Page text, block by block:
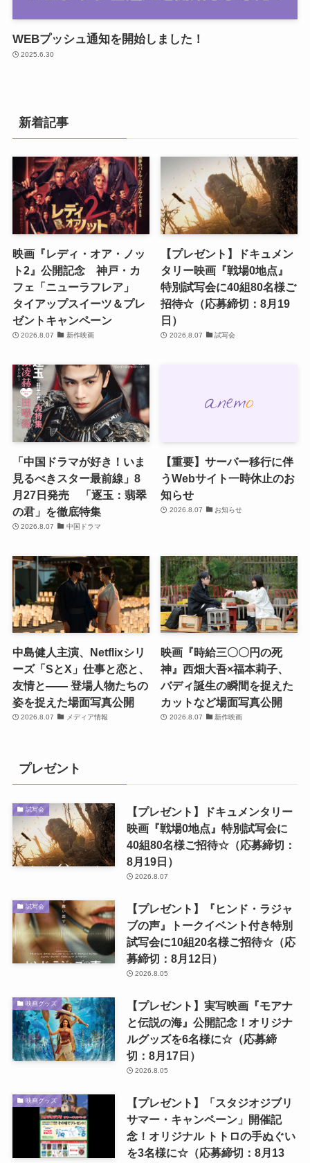
WEBプッシュ通知を開始しました！
2025.6.30
新着記事
映画『レディ・オア・ノッ
ト2』公開記念 神戸・カ
フェ「ニューラフレア」
タイアップスイーツ＆プレ
ゼントキャンペーン
2026.8.07 新作映画
【プレゼント】ドキュメン
タリー映画『戦場0地点』
特別試写会に40組80名様ご
招待☆（応募締切：8月19
日）
2026.8.07 試写会
「中国ドラマが好き！いま
見るべきスター最前線」8
月27日発売 「逐玉：翡翠
の君」を徹底特集
2026.8.07 中国ドラマ
【重要】サーバー移行に伴
うWebサイト一時休止のお
知らせ
2026.8.07 お知らせ
中島健人主演、Netflixシリ
ーズ「SとX」仕事と恋と、
友情と―― 登場人物たちの
姿を捉えた場面写真公開
2026.8.07 メディア情報
映画『時給三〇〇円の死
神』西畑大吾×福本莉子、
バディ誕生の瞬間を捉えた
カットなど場面写真公開
2026.8.07 新作映画
プレゼント
試写会
【プレゼント】ドキュメンタリー
映画『戦場0地点』特別試写会に
40組80名様ご招待☆（応募締切：
8月19日）
2026.8.07
試写会
【プレゼント】『ヒンド・ラジャ
ブの声』トークイベント付き特別
試写会に10組20名様ご招待☆（応
募締切：8月12日）
2026.8.05
映画グッズ
【プレゼント】実写映画『モアナ
と伝説の海』公開記念！オリジナ
ルグッズを6名様に☆（応募締
切：8月17日）
2026.8.05
映画グッズ
【プレゼント】「スタジオジブリ
サマー・キャンペーン」開催記
念！オリジナル トトロの手ぬぐい
を3名様に☆（応募締切：8月13